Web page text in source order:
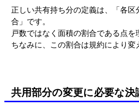
正しい共有持ち分の定義は、「各
合」です。
戸数ではなく面積の割合である点を
ちなみに、この割合は規約により変
共用部分の変更に必要な決